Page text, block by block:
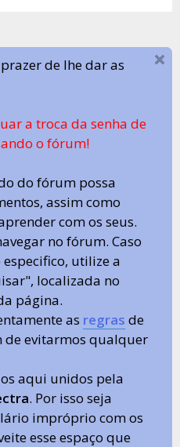
de lhe dar as
a troca da senha de
o fórum!
do fórum possa
assim como
com os seus.
no fórum. Caso
utilize a
localizada no
página.
as regras de
evitarmos qualquer
aqui unidos pela
. Por isso seja
impróprio com os
esse espaço que